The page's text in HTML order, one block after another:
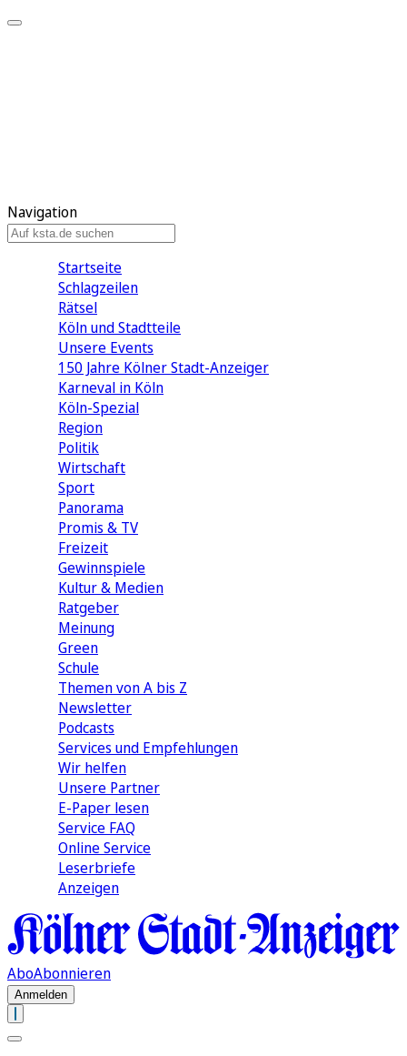
Navigation
Startseite
Schlagzeilen
Rätsel
Köln und Stadtteile
Unsere Events
150 Jahre Kölner Stadt-Anzeiger
Karneval in Köln
Köln-Spezial
Region
Politik
Wirtschaft
Sport
Panorama
Promis & TV
Freizeit
Gewinnspiele
Kultur & Medien
Ratgeber
Meinung
Green
Schule
Themen von A bis Z
Newsletter
Podcasts
Services und Empfehlungen
Wir helfen
Unsere Partner
E-Paper lesen
Service FAQ
Online Service
Leserbriefe
Anzeigen
AboAbonnieren
Anmelden